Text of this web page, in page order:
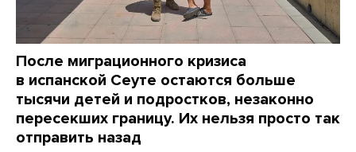
После миграционного кризиса
в испанской Сеуте остаются больше
тысячи детей и подростков, незаконно
пересекших границу. Их нельзя просто так
отправить назад